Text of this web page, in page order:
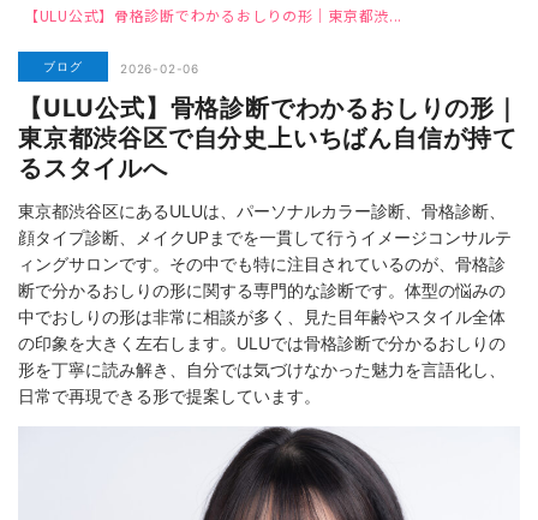
【ULU公式】骨格診断でわかるおしりの形｜東京都渋...
ブログ 2026-02-06
【ULU公式】骨格診断でわかるおしりの形｜
東京都渋谷区で自分史上いちばん自信が持て
るスタイルへ
東京都渋谷区にあるULUは、パーソナルカラー診断、骨格診断、
顔タイプ診断、メイクUPまでを一貫して行うイメージコンサルテ
ィングサロンです。その中でも特に注目されているのが、骨格診
断で分かるおしりの形に関する専門的な診断です。体型の悩みの
中でおしりの形は非常に相談が多く、見た目年齢やスタイル全体
の印象を大きく左右します。ULUでは骨格診断で分かるおしりの
形を丁寧に読み解き、自分では気づけなかった魅力を言語化し、
日常で再現できる形で提案しています。